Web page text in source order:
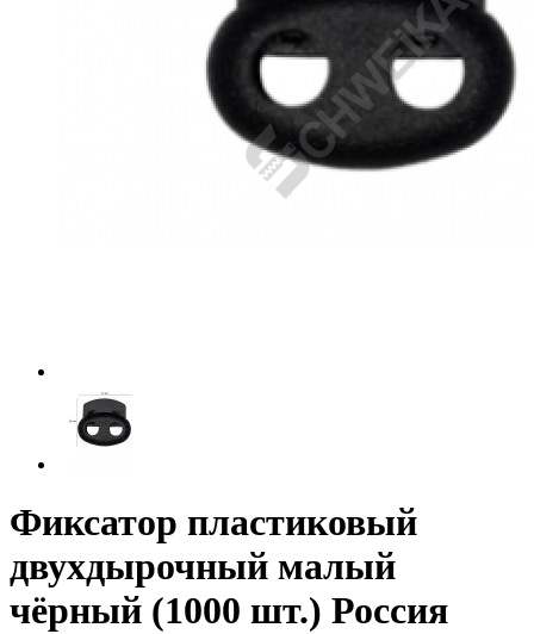
Фиксатор пластиковый
двухдырочный малый
чёрный (1000 шт.) Россия